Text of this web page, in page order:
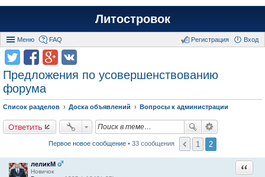
Литостровок
Меню FAQ Вход
Регистрация
Предложения по усовершенствованию
форума
Список разделов Доска объявлений Вопросы к администрации
Ответить
Первое новое сообщение • 33 сообщения 1 2
леликМ
Новичок